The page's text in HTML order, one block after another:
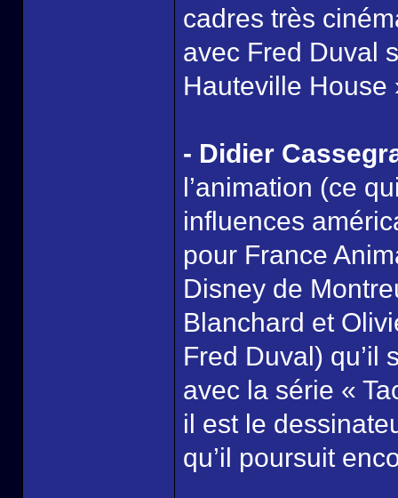
cadres très
avec Fred Duval
Hauteville House
- Didier
l’animation (ce
influences
pour France
Disney de
Blanchard et
Fred Duval) qu’il
avec la série «
il est le
qu’il poursuit